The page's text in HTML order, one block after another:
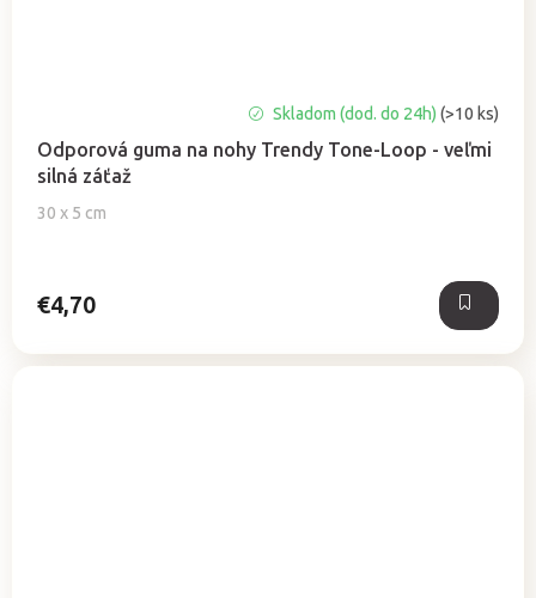
Odporová guma na nohy Trendy Tone-Loop - veľmi
silná záťaž
30 x 5 cm
hodnotenie
produktu
je
5,0
Skladom (dod. do 24h)(>10 ks)
€4,70